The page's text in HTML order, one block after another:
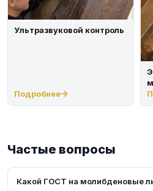
Ультразвуковой контроль
Подробнее
Частые вопросы
Какой ГОСТ на молибденовые